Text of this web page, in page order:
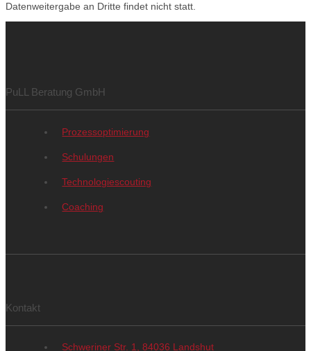
Datenweitergabe an Dritte findet nicht statt.
PuLL Beratung GmbH
Prozessoptimierung
Schulungen
Technologiescouting
Coaching
Kontakt
Schweriner Str. 1, 84036 Landshut